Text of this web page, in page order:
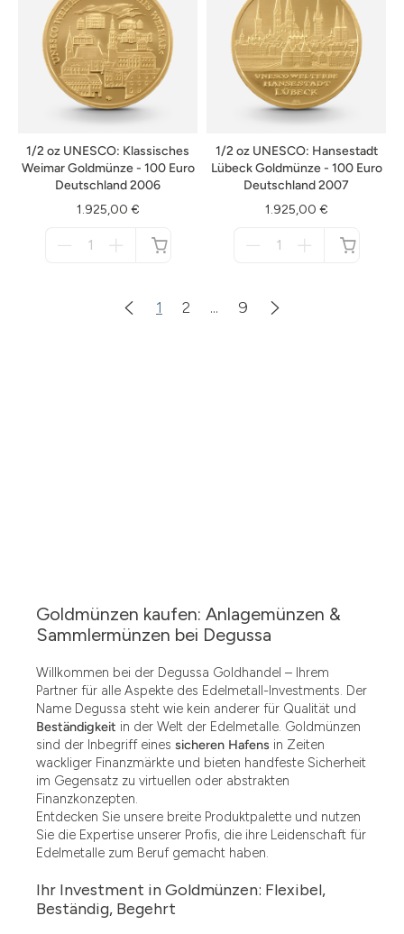
1/2 oz UNESCO: Klassisches
Weimar Goldmünze - 100 Euro
Deutschland 2006
1.925,00 €
1/2 oz UNESCO: Hansestadt
Lübeck Goldmünze - 100 Euro
Deutschland 2007
1.925,00 €
1 2 ... 9
Goldmünzen kaufen: Anlagemünzen &
Sammlermünzen bei Degussa
Willkommen bei der Degussa Goldhandel – Ihrem
Partner für alle Aspekte des Edelmetall-Investments. Der
Name Degussa steht wie kein anderer für Qualität und
Beständigkeit in der Welt der Edelmetalle. Goldmünzen
sind der Inbegriff eines sicheren Hafens in Zeiten
wackliger Finanzmärkte und bieten handfeste Sicherheit
im Gegensatz zu virtuellen oder abstrakten
Finanzkonzepten.
Entdecken Sie unsere breite Produktpalette und nutzen
Sie die Expertise unserer Profis, die ihre Leidenschaft für
Edelmetalle zum Beruf gemacht haben.
Ihr Investment in Goldmünzen: Flexibel,
Beständig, Begehrt